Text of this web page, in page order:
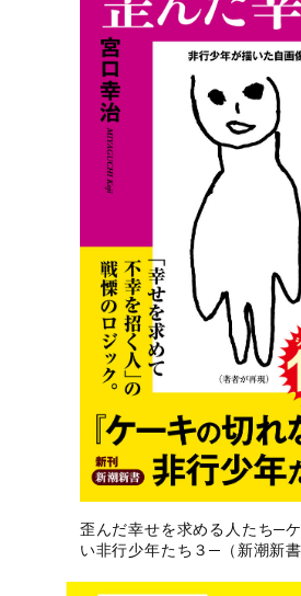
歪んだ幸せを求める人たち─
い非行少年たち３─（新潮新書